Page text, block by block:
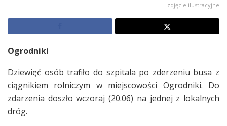
zdjęcie ilustracyjne
Ogrodniki
Dziewięć osób trafiło do szpitala po zderzeniu busa z
ciągnikiem rolniczym w miejscowości Ogrodniki. Do
zdarzenia doszło wczoraj (20.06) na jednej z lokalnych
dróg.